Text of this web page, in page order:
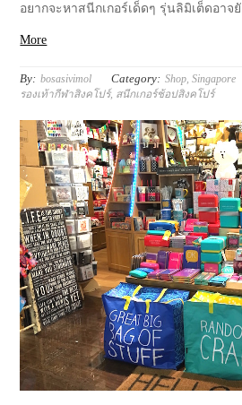
อยากจะหาสนีกเกอร์เด็ดๆ รุ่นลิมิเต็ดอาจยั
More
By: bosasivimol Category: Shop ,Singapore
รองเท้ากีฬาสิงคโปร์, สนีกเกอร์ช้อปสิงคโปร์